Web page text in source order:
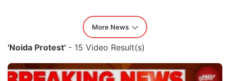
More News
'Noida Protest' - 15 Video Result(s)